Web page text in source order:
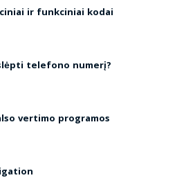
ir funkciniai kodai
telefono numerį?
vertimo programos